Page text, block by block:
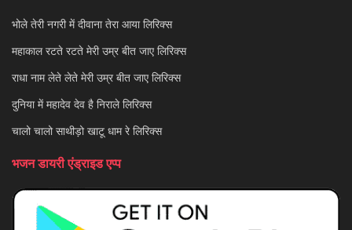
भोले तेरी नगरी में दीवाना तेरा आया लिरिक्स
महाकाल रटते रटते मेरी उम्र बीत जाए लिरिक्स
राधा नाम लेते लेते मेरी उम्र बीत जाए लिरिक्स
दुनिया में महादेव देव है निराले लिरिक्स
चालो चालो साथीड़ो खाटू धाम रे लिरिक्स
भजन डायरी एंड्राइड एप्प